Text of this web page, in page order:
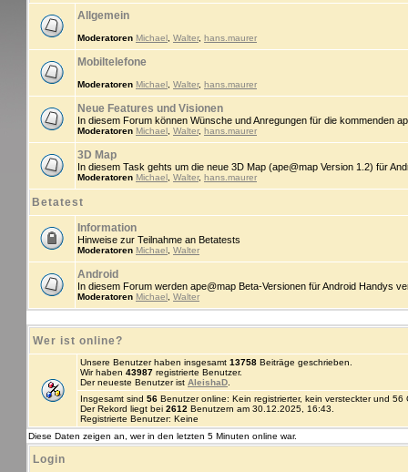
Allgemein
Moderatoren Michael Walter, hans.maurer
Mobiltelefone
Moderatoren Michael Walter, hans.maurer
Neue Features und Visionen
In diesem Forum können Wünsche und Anregungen für die kommenden
Moderatoren Michael Walter, hans.maurer
3D Map
In diesem Task gehts um die neue 3D Map (ape@map Version 1.2) für
Moderatoren Michael Walter, hans.maurer
Betatest
Information
Hinweise zur Teilnahme an Betatests
Moderatoren Michael Walter
Android
In diesem Forum werden ape@map Beta-Versionen für Android Handys
Moderatoren Michael Walter
Wer ist online?
Unsere Benutzer haben insgesamt 13758 Beiträge geschrieben.
Wir haben 43987 registrierte Benutzer.
Der neueste Benutzer ist AleishaD
Insgesamt sind 56 Benutzer online: Kein registrierter, kein versteckter und
Der Rekord liegt bei 2612 Benutzern am 30.12.2025, 16:43.
Registrierte Benutzer: Keine
Diese Daten zeigen an, wer in den letzten 5 Minuten online war.
Login